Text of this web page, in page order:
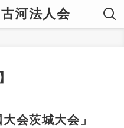
河法人会
会茨城大会」